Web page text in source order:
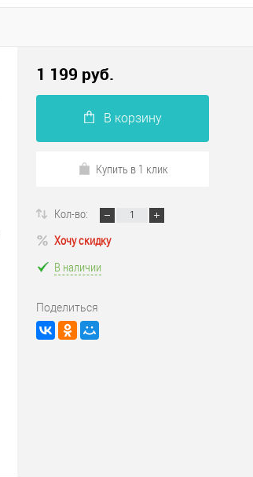
1 199 руб.
В корзину
Купить в 1 клик
Кол-во:
Хочу скидку
В наличии
Поделиться